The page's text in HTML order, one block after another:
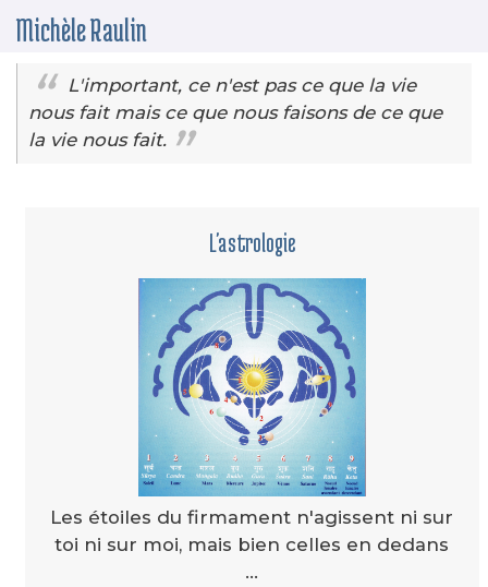
principal
Michèle Raulin
L'important, ce n'est pas ce que la vie
nous fait mais ce que nous faisons de ce que
la vie nous fait.
L'astrologie
Les étoiles du firmament n'agissent ni sur
toi ni sur moi, mais bien celles en dedans
...